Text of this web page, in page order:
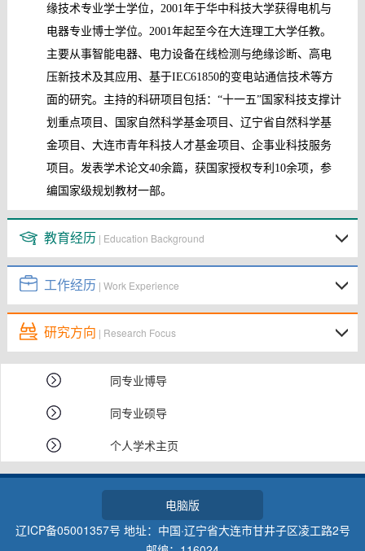
缘技术专业学士学位， 2001年于华中科技大学获得电机与
电器专业博士学位。 2001年起至今在大连理工大学任教。
主要从事智能电器、电力设备在线检测与绝缘诊断、高电
压新技术及其应用、基于IEC61850的变电站通信技术等方
面的研究。 主持的科研项目包括： “十一五”国家科技支撑计
划重点项目、
国家自然科学基金项目、 辽宁省自然科学基
金项目、 大连市青年科技人才基金项目、企事业科技服务
项目 。发表学术论文40余篇，获国家授权专利 10余项，参
编国家级规划教材一部。
教育经历 | Education Background
工作经历 | Work Experience
研究方向 | Research Focus
同专业博导
同专业硕导
个人学术主页
电脑版
辽ICP备05001357号 地址：中国·辽宁省大连市甘井子区凌工路2号